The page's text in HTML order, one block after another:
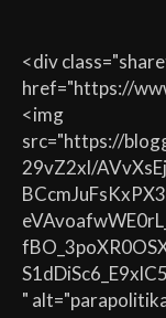
<div
href="https://
<img
src="https://
29vZ2xl/
"